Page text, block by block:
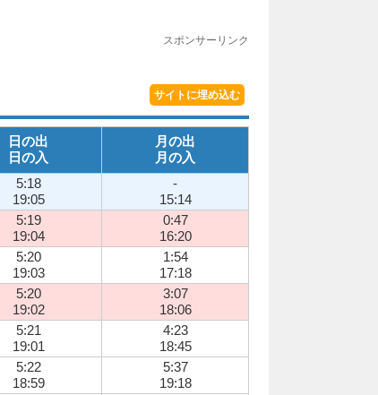
スポンサーリンク
サイトに埋め込む
日の出
日の入
月の出
月の入
5:18
19:05
-
15:14
5:19
19:04
0:47
16:20
5:20
19:03
1:54
17:18
5:20
19:02
3:07
18:06
5:21
19:01
4:23
18:45
5:22
18:59
5:37
19:18